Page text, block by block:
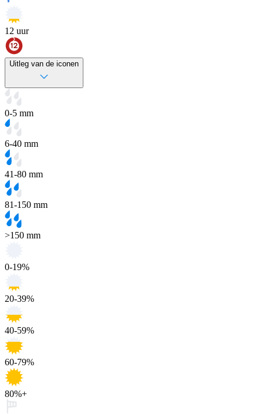
12 uur
Uitleg van de iconen
0-5 mm
6-40 mm
41-80 mm
81-150 mm
>150 mm
0-19%
20-39%
40-59%
60-79%
80%+